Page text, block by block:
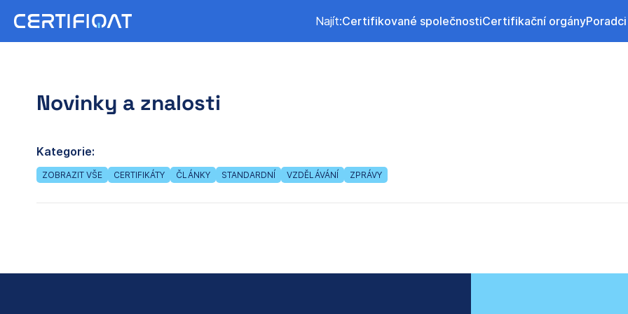
Najít:Certifikované společnostiCertifikační orgányPoradci
Novinky a znalosti
Kategorie:
ZOBRAZIT VŠE CERTIFIKÁTY ČLÁNKY STANDARDNÍ VZDĚLÁVÁNÍ ZPRÁVY